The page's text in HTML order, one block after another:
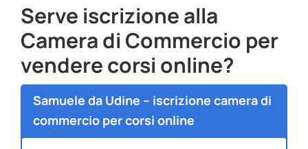
partita
Iva
forfettaria
Serve iscrizione alla
Camera di Commercio per
vendere corsi online?
Samuele da Udine – iscrizione camera di
commercio per corsi online